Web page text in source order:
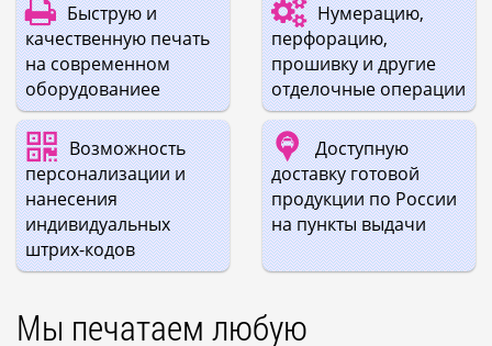
Быструю и
качественную печать
на современном
оборудованиее
Нумерацию,
перфорацию,
прошивку и другие
отделочные операции
Возможность
персонализации и
нанесения
индивидуальных
штрих-кодов
Доступную
доставку готовой
продукции по России
на пункты выдачи
Мы печатаем любую